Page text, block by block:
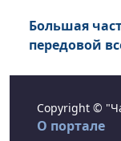
Большая
передовой
Copyright ©
О портале